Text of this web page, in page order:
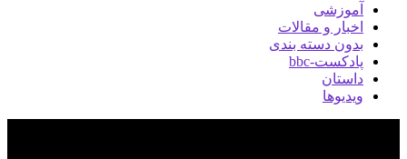
آموزشی
اخبار و مقالات
بدون دسته بندی
پادکست-bbc
داستان
ویدیوها